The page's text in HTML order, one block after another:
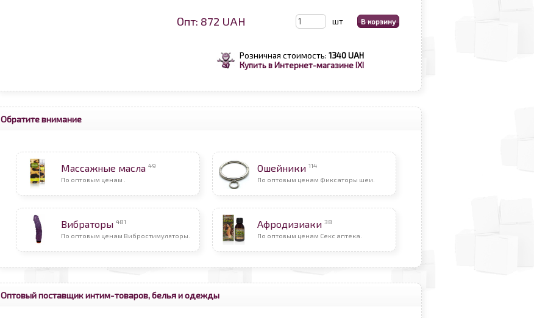
Опт: 872 UAH шт
Розничная стоимость: 1340 UAH
Купить в Интернет-магазине IXI
Обратите внимание
Массажные масла 49
По оптовым ценам .
Ошейники 114
По оптовым ценам Фиксаторы шеи.
Вибраторы 481
По оптовым ценам Вибростимуляторы.
Афродизиаки 38
По оптовым ценам Секс аптека.
Оптовый поставщик интим-товаров, белья и одежды